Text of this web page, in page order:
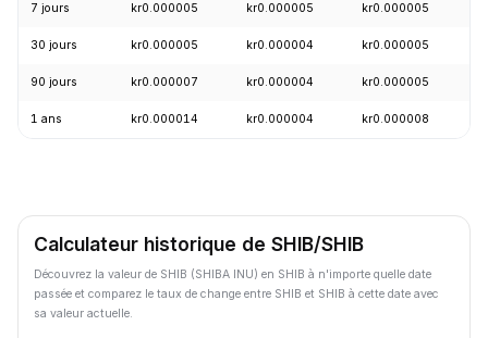
7 jours kr0.000005 kr0.000005 kr0.000005
30 jours kr0.000005 kr0.000004 kr0.000005
90 jours kr0.000007 kr0.000004 kr0.000005
1 ans kr0.000014 kr0.000004 kr0.000008
Calculateur historique de SHIB/SHIB
Découvrez la valeur de SHIB (SHIBA INU) en SHIB à n'importe quelle date
passée et comparez le taux de change entre SHIB et SHIB à cette date avec
sa valeur actuelle.